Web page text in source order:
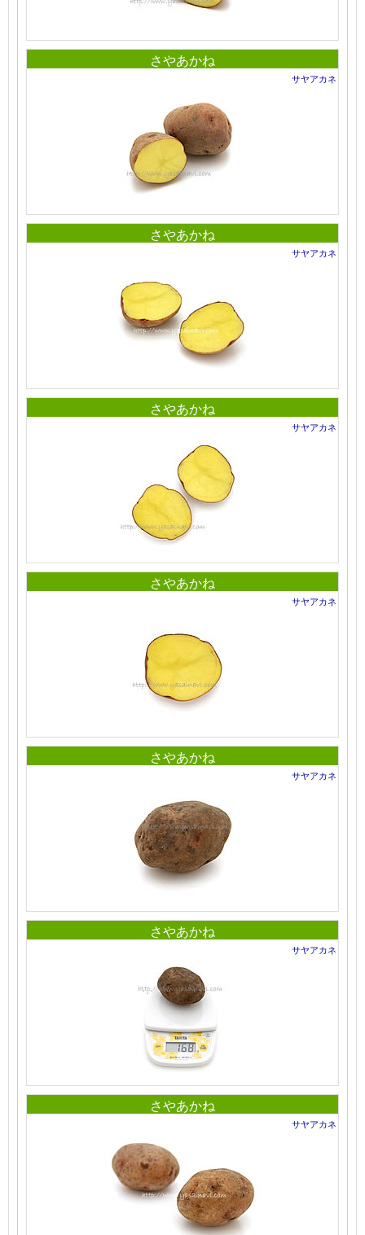
さやあかね
サヤアカネ
さやあかね
サヤアカネ
さやあかね
サヤアカネ
さやあかね
サヤアカネ
さやあかね
サヤアカネ
さやあかね
サヤアカネ
さやあかね
サヤアカネ